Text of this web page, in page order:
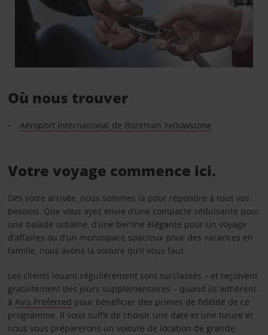
Où nous trouver
Aéroport international de Bozeman Yellowstone
Votre voyage commence ici.
Dès votre arrivée, nous sommes là pour répondre à tous vos
besoins. Que vous ayez envie d’une compacte séduisante pour
une balade urbaine, d’une berline élégante pour un voyage
d’affaires ou d’un monospace spacieux pour des vacances en
famille, nous avons la voiture qu’il vous faut.
Les clients louant régulièrement sont surclassés – et reçoivent
gratuitement des jours supplémentaires – quand ils adhèrent
à Avis Preferred pour bénéficier des primes de fidélité de ce
programme. Il vous suffit de choisir une date et une heure et
nous vous préparerons un voiture de location de grande